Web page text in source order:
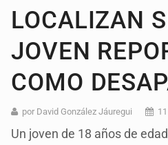
LOCALIZAN
JOVEN
COMO
por David González Jáuregui
Un joven de 18 años de